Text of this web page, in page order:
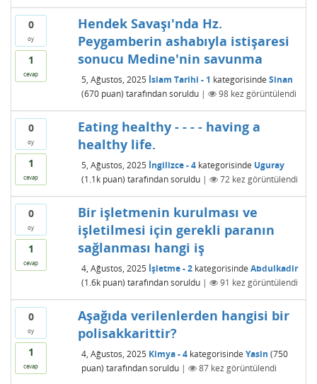
0
oy
1
cevap
Hendek Savaşı'nda Hz.
Peygamberin ashabıyla istişaresi
sonucu Medine'nin savunma
5, Ağustos, 2025 İslam Tarihi - 1 kategorisinde Sinan
(670puan) tarafından soruldu | 98kez görüntülendi
0
oy
1
cevap
Eating healthy - - - - having a
healthy life.
5, Ağustos, 2025 İngilizce - 4kategorisinde Uguray
(1.1kpuan) tarafından soruldu | 72kez görüntülendi
0
oy
1
cevap
Bir işletmenin kurulması ve
işletilmesi için gerekli paranın
sağlanması hangi iş
4, Ağustos, 2025 İşletme - 2kategorisinde Abdulkadir
(1.6kpuan) tarafından soruldu | 91 kez görüntülendi
0
oy
1
cevap
Aşağıda verilenlerden hangisi bir
polisakkarittir?
4, Ağustos, 2025 Kimya - 4kategorisinde Yasin (750
puan) tarafından soruldu | 87kez görüntülendi